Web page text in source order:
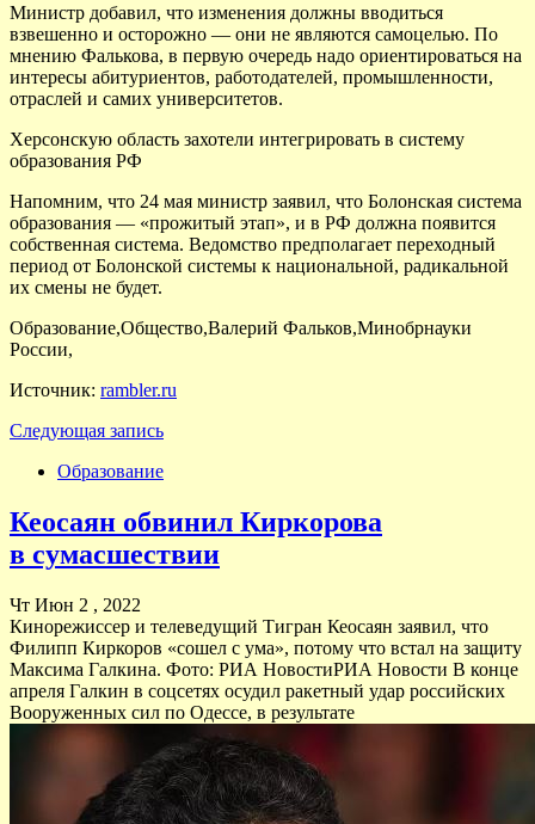
Министр добавил, что изменения должны вводиться
взвешенно и осторожно — они не являются самоцелью. По
мнению Фалькова, в первую очередь надо ориентироваться на
интересы абитуриентов, работодателей, промышленности,
отраслей и самих университетов.
Херсонскую область захотели интегрировать в систему
образования РФ
Напомним, что 24 мая министр заявил, что Болонская система
образования — «прожитый этап», и в РФ должна появится
собственная система. Ведомство предполагает переходный
период от Болонской системы к национальной, радикальной
их смены не будет.
Образование,Общество,Валерий Фальков,Минобрнауки
России,
Источник: rambler.ru
Следующая запись
Образование
Кеосаян обвинил Киркорова
в сумасшествии
Чт Июн 2 , 2022
Кинорежиссер и телеведущий Тигран Кеосаян заявил, что
Филипп Киркоров «сошел с ума», потому что встал на защиту
Максима Галкина. Фото: РИА НовостиРИА Новости В конце
апреля Галкин в соцсетях осудил ракетный удар российских
Вооруженных сил по Одессе, в результате